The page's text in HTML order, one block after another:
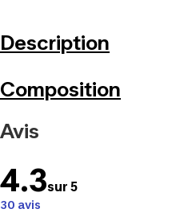
Description
Composition
Avis
4.3sur 5
30 avis